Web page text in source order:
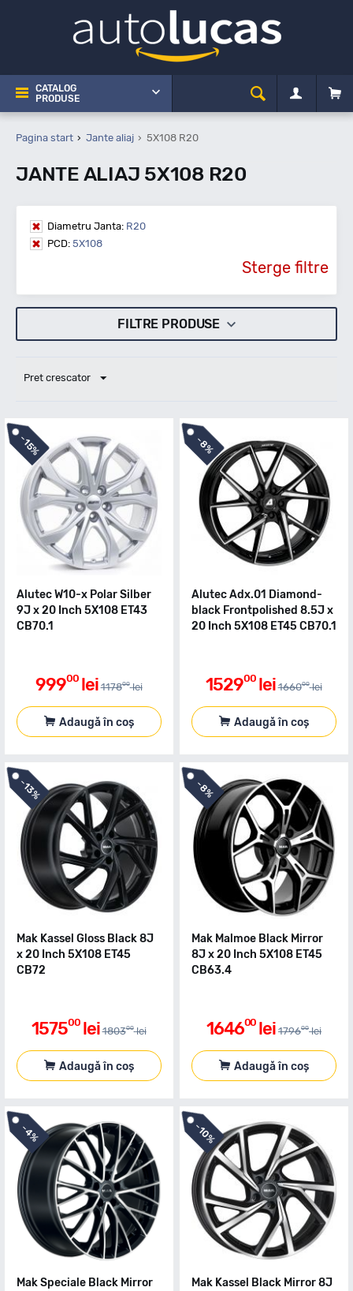
CATALOG
PRODUSE
Pagina start Jante aliaj 5X108 R20
JANTE ALIAJ 5X108 R20
Diametru Janta: R20
PCD: 5X108
Sterge filtre
FILTRE PRODUSE
Pret crescator
-15%
Alutec W10-x Polar Silber
9J x 20 Inch 5X108 ET43
CB70.1
99900 lei 117800 lei
Adaugă în coș
-
8%
Alutec Adx.01 Diamond-
black Frontpolished 8.5J x
20 Inch 5X108 ET45 CB70.1
152900 lei 166000 lei
Adaugă în coș
-13%
Mak Kassel Gloss Black 8J
x 20 Inch 5X108 ET45
CB72
157500 lei 180300 lei
Adaugă în coș
-
8%
Mak Malmoe Black Mirror
8J x 20 Inch 5X108 ET45
CB63.4
164600 lei 179600 lei
Adaugă în coș
-
4%
Mak Speciale Black Mirror
-10%
Mak Kassel Black Mirror 8J